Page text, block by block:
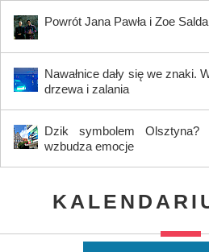
Powrót Jana Pawła i Zoe
Nawałnice dały się we znaki.
drzewa i zalania
Dzik symbolem Olsztyna?
wzbudza emocje